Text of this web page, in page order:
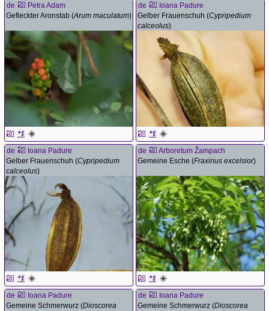
de
Petra Adam
Gefleckter Aronstab (Arum maculatum)
de
Ioana Padure
Gelber Frauenschuh (Cypripedium
calceolus)
de
Ioana Padure
Gelber Frauenschuh (Cypripedium
calceolus)
de
Arboretum Žampach
Gemeine Esche (Fraxinus excelsior)
de
Ioana Padure
Gemeine Schmerwurz (Dioscorea
de
Ioana Padure
Gemeine Schmerwurz (Dioscorea